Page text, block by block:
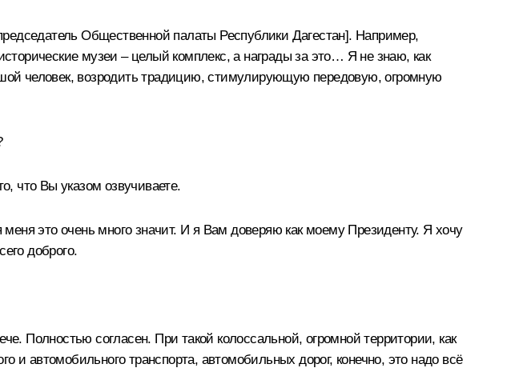
Общественной палаты Республики Дагестан]. Например,
музеи – целый комплекс, а награды за это… Я не знаю, как
человек, возродить традицию, стимулирующую передовую, огромную
что Вы указом озвучиваете.
это очень много значит. И я Вам доверяю как моему Президенту. Я хочу
доброго.
Полностью согласен. При такой колоссальной, огромной территории, как
и автомобильного транспорта, автомобильных дорог, конечно, это надо всё